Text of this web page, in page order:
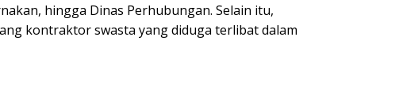
hingga Dinas Perhubungan. Selain itu,
kontraktor swasta yang diduga terlibat dalam